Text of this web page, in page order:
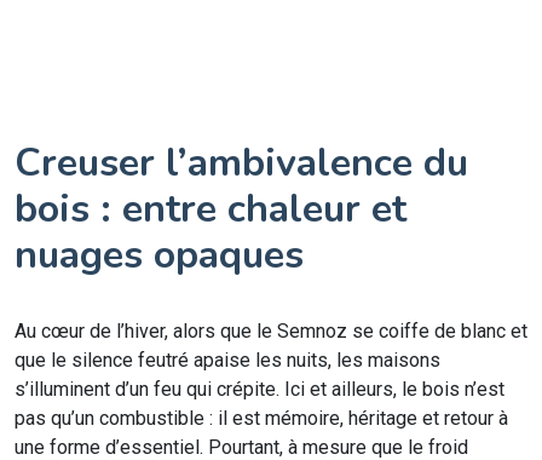
Creuser l’ambivalence du
bois : entre chaleur et
nuages opaques
Au cœur de l’hiver, alors que le Semnoz se coiffe de blanc et
que le silence feutré apaise les nuits, les maisons
s’illuminent d’un feu qui crépite. Ici et ailleurs, le bois n’est
pas qu’un combustible : il est mémoire, héritage et retour à
une forme d’essentiel. Pourtant, à mesure que le froid